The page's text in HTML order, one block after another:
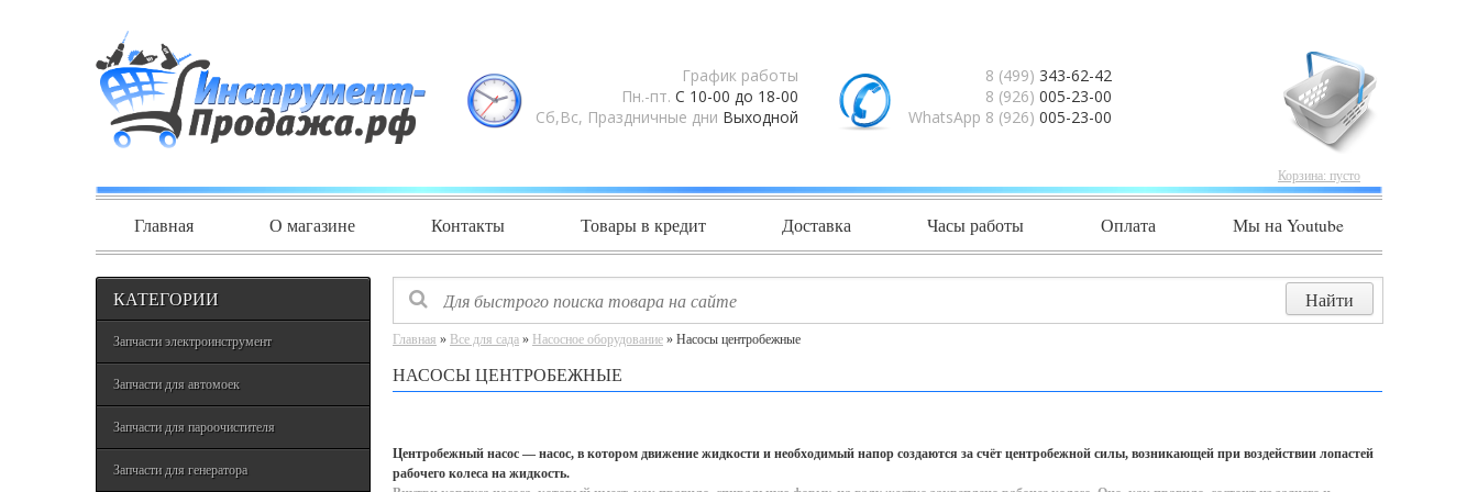
График работы
Пн.-пт. С 10-00 до 18-00
Сб,Вс, Праздничные дни Выходной
8 (499) 343-62-42
8 (926) 005-23-00
WhatsApp 8 (926) 005-23-00
Корзина: пусто
Главная О магазине Контакты Товары в кредит Доставка Часы работы Оплата Мы на Youtube
КАТЕГОРИИ
Запчасти электроинструмент
Запчасти для автомоек
Запчасти для пароочистителя
Запчасти для генератора
Главная » Все для сада » Насосное оборудование » Насосы центробежные
НАСОСЫ ЦЕНТРОБЕЖНЫЕ
Центробежный насос — насос, в котором движение жидкости и необходимый напор создаются за счёт центробежной силы, возникающей при воздействии лопастей
рабочего колеса на жидкость.